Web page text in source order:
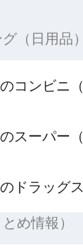
（日用品）
コンビニ
スーパー
ドラッグ
め情報）